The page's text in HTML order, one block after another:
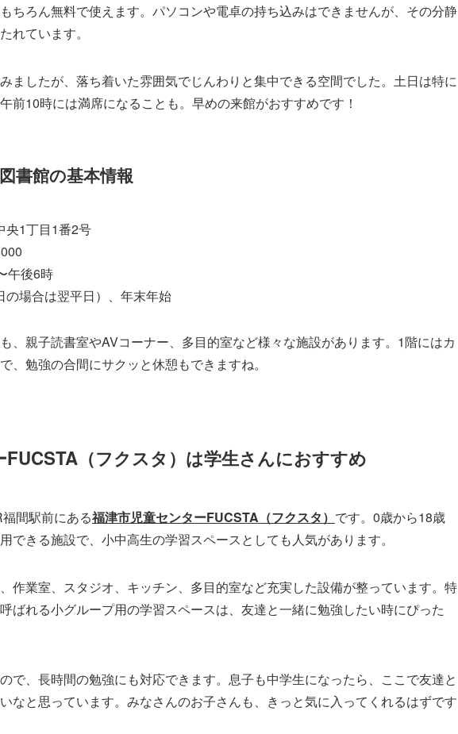
ちろん無料で使えます。パソコンや電卓の持ち込みはできませんが、その分静
れています。
ましたが、落ち着いた雰囲気でじんわりと集中できる空間でした。土日は特に
前10時には満席になることも。早めの来館がおすすめです！
書館の基本情報
央1丁目1番2号
午後6時
の場合は翌平日）、年末年始
、親子読書室やAVコーナー、多目的室など様々な施設があります。1階にはカ
、勉強の合間にサクッと休憩もできますね。
FUCSTA（フクスタ）は学生さんにおすすめ
間駅前にある福津市児童センターFUCSTA（フクスタ） です。0歳から18歳
できる施設で、小中高生の学習スペースとしても人気があります。
作業室、スタジオ、キッチン、多目的室など充実した設備が整っています。特
ばれる小グループ用の学習スペースは、友達と一緒に勉強したい時にぴった
で、長時間の勉強にも対応できます。息子も中学生になったら、ここで友達と
なと思っています。みなさんのお子さんも、きっと気に入ってくれるはずです